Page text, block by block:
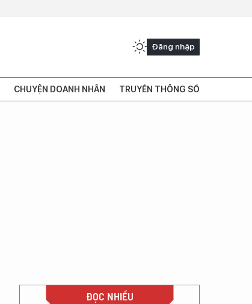
Đăng nhập
CHUYỆN DOANH NHÂN TRUYỀN THÔNG SỐ
ĐỌC NHIỀU